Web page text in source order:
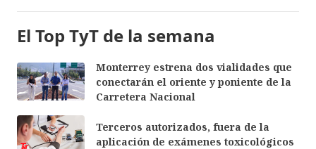
El Top TyT de la semana
Monterrey estrena dos vialidades que
conectarán el oriente y poniente de la
Carretera Nacional
Terceros autorizados, fuera de la
aplicación de exámenes toxicológicos